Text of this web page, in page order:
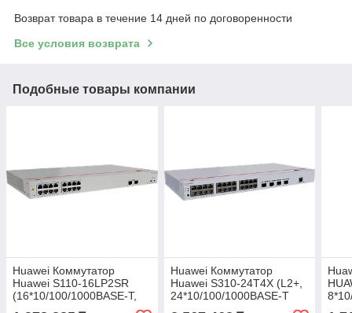
Возврат товара в течение 14 дней по договоренности
Все условия возврата
Подобные товары компании
Huawei Коммутатор
Huawei S110-16LP2SR
(16*10/100/1000BASE-T,
2*GE SFP ports, 124W
Huawei Коммутатор
Huawei S310-24T4X (L2+,
24*10/100/1000BASE-T
ports, 4*10GE SFP+ ports,